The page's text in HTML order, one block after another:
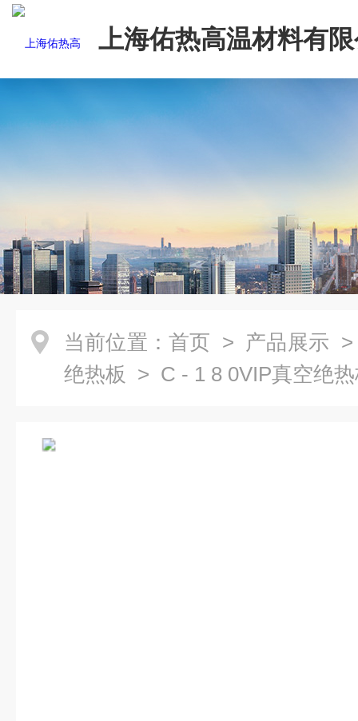
上海佑热高温材料有
当前位置： 首页 > 产品展示
绝热板 > C - 1 8 0VIP真空绝